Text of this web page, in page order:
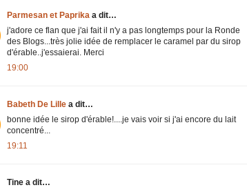
Parmesan et Paprika a dit…
j'adore ce flan que j'ai fait il n'y a pas longtemps pour la Ronde
des Blogs...très jolie idée de remplacer le caramel par du sirop
d'érable..j'essaierai. Merci
19:00
Babeth De Lille a dit…
bonne idée le sirop d'érable!....je vais voir si j'ai encore du lait
concentré...
19:11
Tine a dit…